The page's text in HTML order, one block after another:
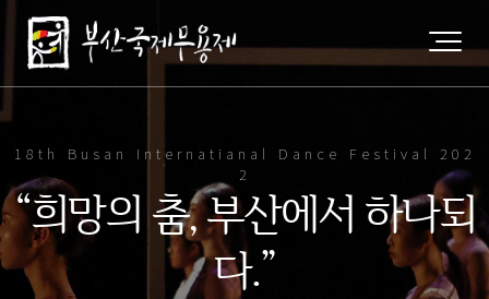
18th Busan Internatianal Dance Festival 202
2
“희망의 춤, 부산에서 하나되
다.”